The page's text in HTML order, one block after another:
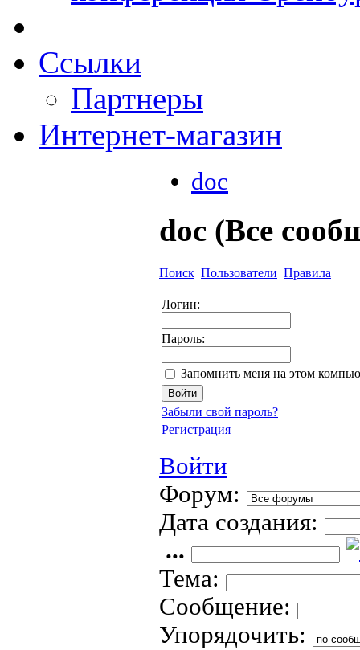
Ссылки
Партнеры
Интернет-магазин
doc
doc (Все
Поиск Пользователи Правила
Логин:
Пароль:
Запомнить меня на этом
Забыли свой пароль?
Регистрация
Войти
Форум:
Дата создания:
...
Тема:
Сообщение:
Упорядочить: